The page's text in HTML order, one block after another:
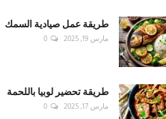
طريقة عمل صيادية السمك
مارس 19, 2025 0
طريقة تحضير لوبيا باللحمة
مارس 17, 2025 0